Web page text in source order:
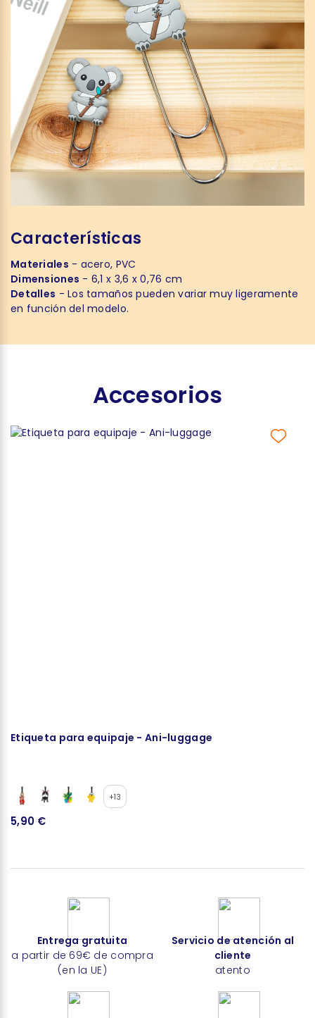
Características
Materiales - acero, PVC
Dimensiones - 6,1 x 3,6 x 0,76 cm
Detalles - Los tamaños pueden variar muy ligeramente
en función del modelo.
Accesorios
Etiqueta para equipaje - Ani-luggage
+13
5,90 €
Entrega gratuita
a partir de 69€ de compra
(en la UE)
Servicio de atención al
cliente
atento